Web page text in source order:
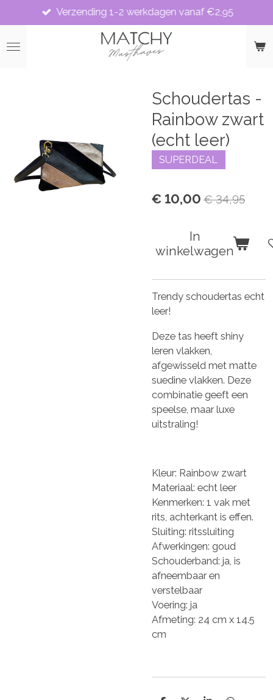
direct
naar
Verzending 1-2 werkdagen vanaf €2,95
Schoudertas -
Rainbow zwart
(echt leer)
SUPERDEAL
€ 10,00 € 34,95
In
winkelwagen
Trendy schoudertas echt
leer!
Deze tas heeft shiny
leren vlakken,
afgewisseld met matte
suedine vlakken. Deze
combinatie geeft een
speelse, maar luxe
uitstraling!
Kleur: Rainbow zwart
Materiaal: echt leer
Kenmerken: 1 vak met
rits, achterkant is effen.
Sluiting: ritssluiting
Afwerkingen: goud
Schouderband: ja, is
afneembaar en
verstelbaar
Voering: ja
Afmeting: 24 cm x 14.5
cm